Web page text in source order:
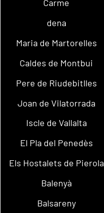
Carme
dena
Maria de Martorelles
Caldes de Montbui
Pere de Riudebitlles
Joan de Vilatorrada
Iscle de Vallalta
El Pla del Penedès
Els Hostalets de Pierola
Balenyà
Balsareny